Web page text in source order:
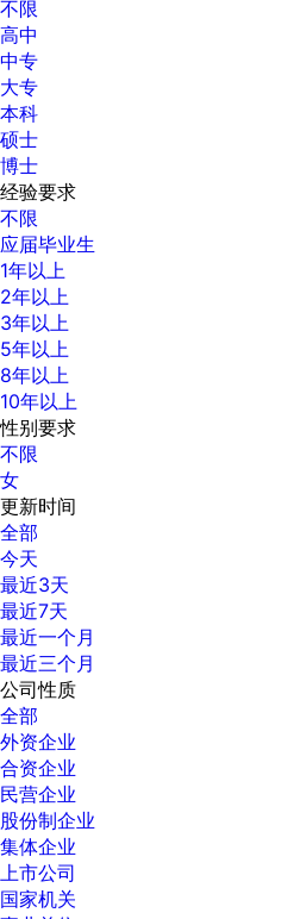
不限
高中
中专
大专
本科
硕士
博士
经验要求
不限
应届毕业生
1年以上
2年以上
3年以上
5年以上
8年以上
10年以上
性别要求
不限
女
更新时间
全部
今天
最近3天
最近7天
最近一个月
最近三个月
公司性质
全部
外资企业
合资企业
民营企业
股份制企业
集体企业
上市公司
国家机关